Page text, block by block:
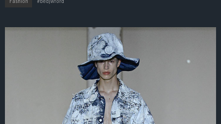
Fashion bedjwford